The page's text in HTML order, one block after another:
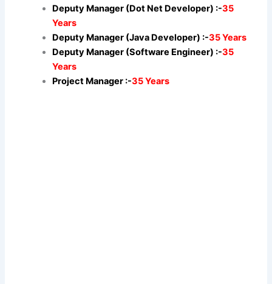
Deputy Manager (Dot Net Developer) :-35
Years
Deputy Manager (Java Developer) :-35 Years
Deputy Manager (Software Engineer) :-35
Years
Project Manager :-35 Years